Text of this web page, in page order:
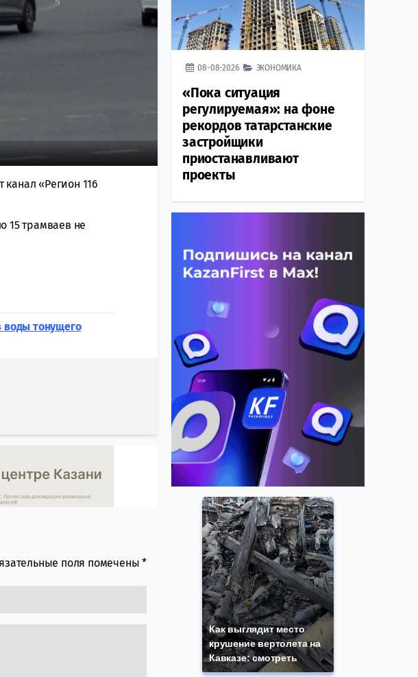
«Регион 116
15 трамваев не
воды тонущего
поля помечены*
08-08-2026 ЭКОНОМИКА
«Пока ситуация
регулируемая»: на фоне
рекордов татарстанские
застройщики
приостанавливают
проекты
Как выглядит место
крушение вертолета на
Кавказе: смотреть